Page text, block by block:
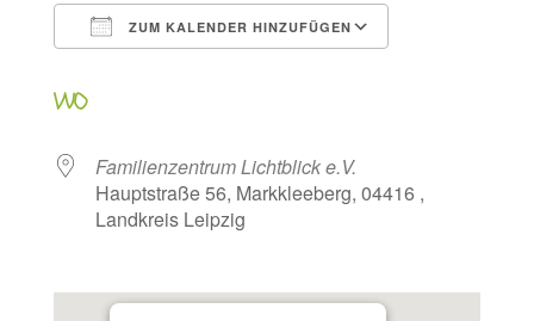
ZUM KALENDER HINZUFÜGEN
WO
Familienzentrum Lichtblick e.V.
Hauptstraße 56, Markkleeberg, 04416 ,
Landkreis Leipzig